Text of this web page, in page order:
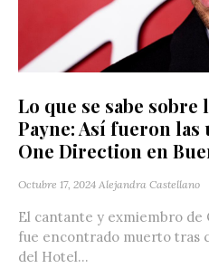
Lo que se sabe
Payne: Así fueron
One Direction en
Octubre 17, 2024 Alejandra Castellano
El cantante y exmiembro de
fue encontrado muerto tras
del Hotel...